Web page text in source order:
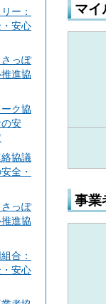
ー：
安心
っぽ
進協
ク協
安
協議
全・
さっぽ
進協
合：
安心
マイ
事業